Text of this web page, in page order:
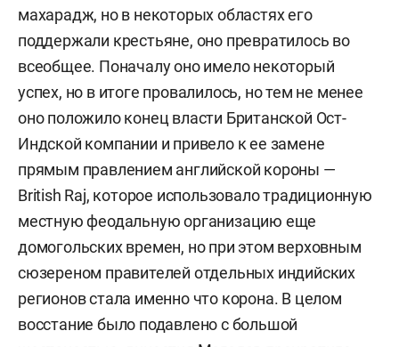
махарадж, но в некоторых областях его
поддержали крестьяне, оно превратилось во
всеобщее. Поначалу оно имело некоторый
успех, но в итоге провалилось, но тем не менее
оно положило конец власти Британской Ост-
Индской компании и привело к ее замене
прямым правлением английской короны —
British Raj, которое использовало традиционную
местную феодальную организацию еще
домогольских времен, но при этом верховным
сюзереном правителей отдельных индийских
регионов стала именно что корона. В целом
восстание было подавлено с большой